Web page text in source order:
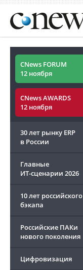
CNews FORUM
12 ноября
CNews AWARDS
12 ноября
30 лет рынку ERP
в России
Главные
ИТ-сценарии 2026
10 лет российского
бэкапа
Российские ПАКи
нового поколения
Цифровизация